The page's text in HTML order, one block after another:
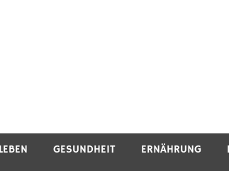
LEBEN GESUNDHEIT ERNÄHRUNG